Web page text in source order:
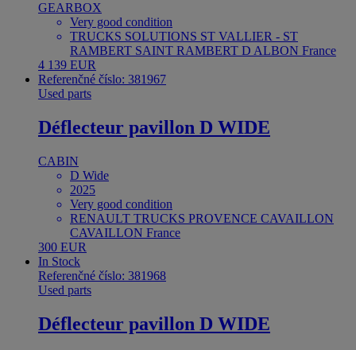
GEARBOX
Very good condition
TRUCKS SOLUTIONS ST VALLIER - ST
RAMBERT SAINT RAMBERT D ALBON France
4 139 EUR
Referenčné číslo: 381967
Used parts
Déflecteur pavillon D WIDE
CABIN
D Wide
2025
Very good condition
RENAULT TRUCKS PROVENCE CAVAILLON
CAVAILLON France
300 EUR
In Stock
Referenčné číslo: 381968
Used parts
Déflecteur pavillon D WIDE